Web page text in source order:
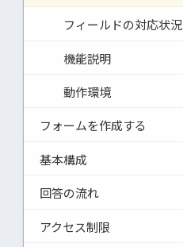
フィールドの対応状況
機能説明
動作環境
フォームを作成する
基本構成
回答の流れ
アクセス制限